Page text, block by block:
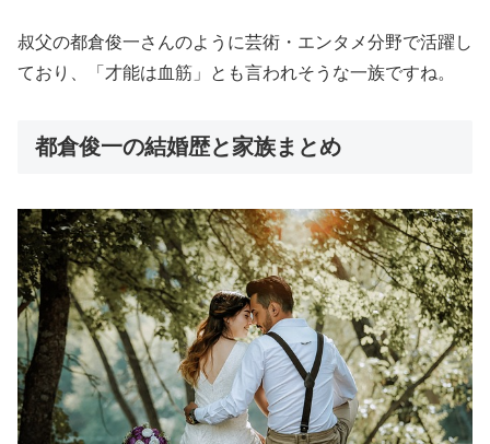
叔父の都倉俊一さんのように芸術・エンタメ分野で活躍し
ており、「才能は血筋」とも言われそうな一族ですね。
都倉俊一の結婚歴と家族まとめ